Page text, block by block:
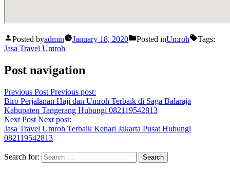
Posted byadmin January 18, 2020 Posted inUmroh
Tags:
Jasa Travel Umroh
Post navigation
Previous Post Previous post:
Biro Perjalanan Haji dan Umroh Terbaik di Saga Balaraja
Kabupaten Tangerang Hubungi 082119542813
Next Post Next post:
Jasa Travel Umroh Terbaik Kenari Jakarta Pusat Hubungi
082119542813
Search for: